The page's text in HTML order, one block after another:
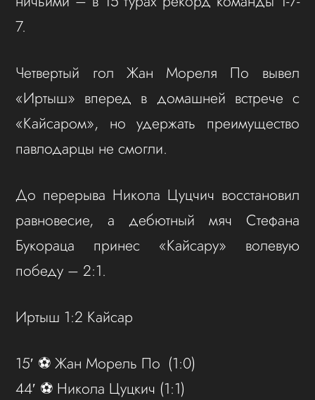
7.
Четвертый гол Жан Мореля По вывел
«Иртыш» вперед в домашней встрече с
«Кайсаром», но удержать преимущество
павлодарцы не смогли.
До перерыва Никола Цуцчич восстановил
равновесие, а дебютный мяч Стефана
Букораца принес «Кайсару» волевую
победу – 2:1.
Иртыш 1:2 Кайсар
15′ ⚽️ Жан Морель По (1:0)
44′ ⚽️ Никола Цуцкич (1:1)